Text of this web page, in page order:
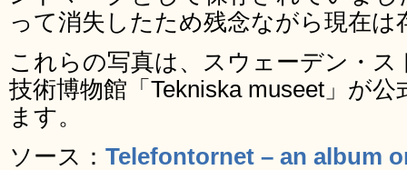
って消失したため残念ながら現在は
これらの写真は、スウェーデン・
技術博物館「Tekniska museet」が
ます。
ソース： Telefontornet – an album